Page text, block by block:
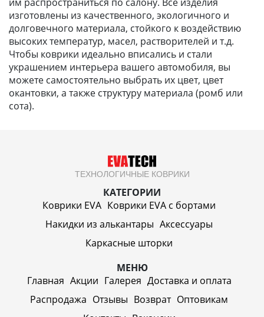
изготовлены из качественного, экологичного и
долговечного материала, стойкого к воздействию
высоких температур, масел, растворителей и т.д.
Чтобы коврики идеально вписались и стали
украшением интерьера вашего автомобиля, вы
можете самостоятельно выбрать их цвет, цвет
окантовки, а также структуру материала (ромб или
сота).
ТЕХНОЛОГИЧНЫЕ КОВРИКИ
КАТЕГОРИИ
Коврики EVA Коврики EVA c бортами
Накидки из алькантары Аксессуары
Каркасные шторки
МЕНЮ
Главная Акции Галерея Доставка и оплата
Распродажа Отзывы Возврат Оптовикам